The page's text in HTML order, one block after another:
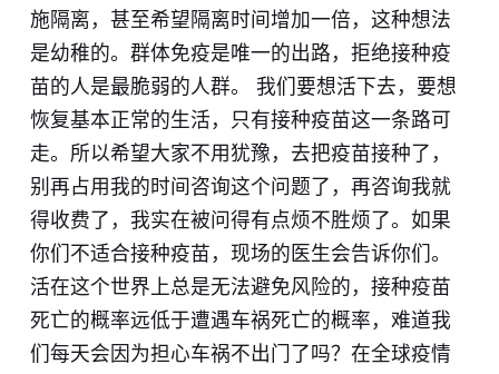
施隔离，甚至希望隔离时间增加一倍，这种想法
是幼稚的。群体免疫是唯一的出路，拒绝接种疫
苗的人是最脆弱的人群。 我们要想活下去，要想
恢复基本正常的生活，只有接种疫苗这一条路可
走。所以希望大家不用犹豫，去把疫苗接种了，
别再占用我的时间咨询这个问题了，再咨询我就
得收费了，我实在被问得有点烦不胜烦了。如果
你们不适合接种疫苗，现场的医生会告诉你们。
活在这个世界上总是无法避免风险的，接种疫苗
死亡的概率远低于遭遇车祸死亡的概率，难道我
们每天会因为担心车祸不出门了吗？在全球疫情